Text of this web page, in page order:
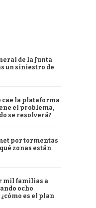
de la Junta
un siniestro de
cae la plataforma
el problema,
se resolverá?
por tormentas
zonas están
mil familias a
ocho
es el plan